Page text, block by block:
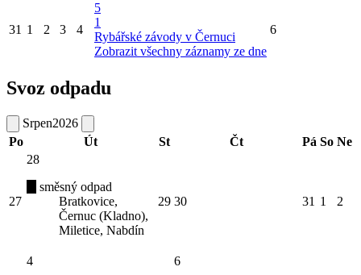
31 1 2 3 4
5
1
Rybářské závody v Černuci
Zobrazit všechny záznamy ze dne
6
Svoz odpadu
Srpen2026
Po
Út St Čt Pá So Ne
27
28
směsný odpad
Bratkovice,
Černuc (Kladno),
Miletice, Nabdín
29 30 31 1 2
4
6